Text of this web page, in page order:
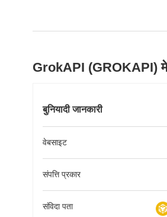
GrokAPI (GROKAPI)
बुनियादी जानकारी
वेबसाइट
संपत्ति प्रकार
संविदा पता